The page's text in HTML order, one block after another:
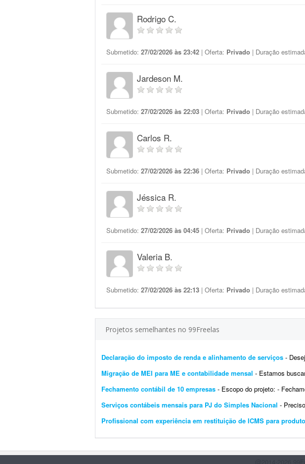
Rodrigo C.
Submetido: 27/02/2026 às 23:42 | Oferta: Privado | Duração
Jardeson M.
Submetido: 27/02/2026 às 22:03 | Oferta: Privado | Duração
Carlos R.
Submetido: 27/02/2026 às 22:36 | Oferta: Privado | Duração
Jéssica R.
Submetido: 27/02/2026 às 04:45 | Oferta: Privado | Duração
Valeria B.
Submetido: 27/02/2026 às 22:13 | Oferta: Privado | Duração
Projetos semelhantes no 99Freelas
Declaração do imposto de renda e alinhamento de serviços - Desejo
Migração de MEI para ME e contabilidade mensal - Estamos buscando
Fechamento contábil de 10 empresas - Escopo do projeto: - Fechamento contábil
Serviços contábeis mensais para PJ do Simples Nacional - Preciso de
Profissional com experiência em restituição de ICMS para